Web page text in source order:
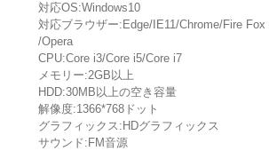
対応OS:Windows10
対応ブラウザー:Edge/IE11/Chrome/Fire Fox
/Opera
CPU:Core i3/Core i5/Core i7
メモリー:2GB以上
HDD:30MB以上の空き容量
解像度:1366*768ドット
グラフィックス:HDグラフィックス
サウンド:FM音源